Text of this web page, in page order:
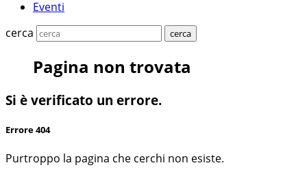
Eventi
cerca
cerca
Pagina non trovata
Si è verificato un errore.
Errore 404
Purtroppo la pagina che cerchi non esiste.